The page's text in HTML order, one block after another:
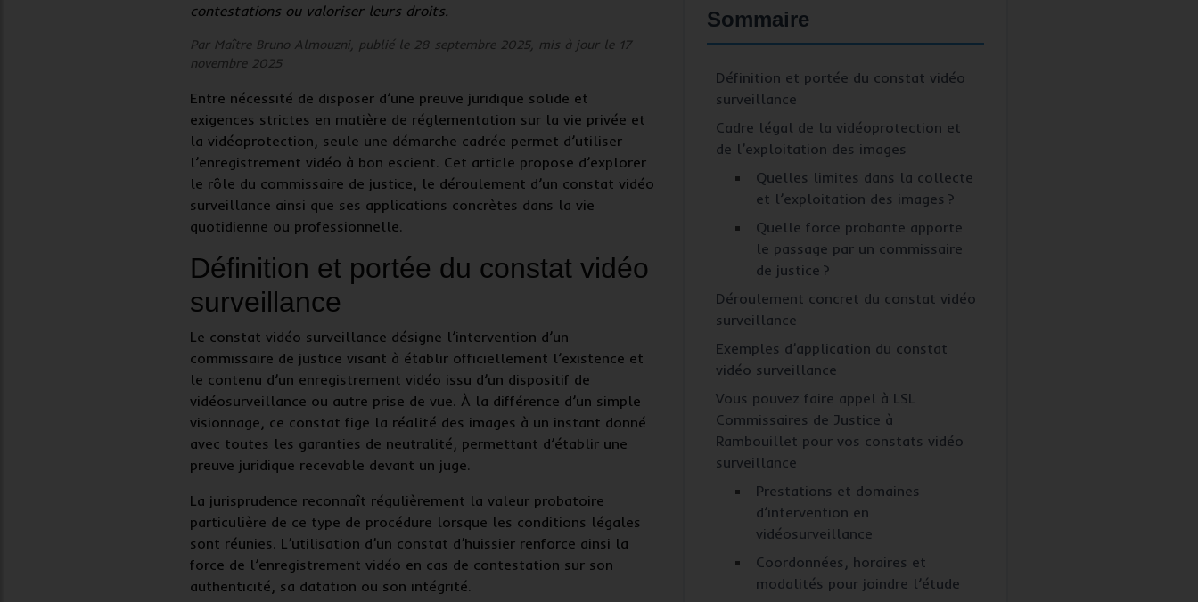
contestations ou valoriser leurs droits.
Par Maître Bruno Almouzni, publié le 28 septembre 2025, mis à jour le 17
novembre 2025
Entre nécessité de disposer d’une preuve juridique solide et
exigences strictes en matière de réglementation sur la vie privée et
la vidéoprotection, seule une démarche cadrée permet d’utiliser
l’enregistrement vidéo à bon escient. Cet article propose d’explorer
le rôle du commissaire de justice, le déroulement d’un constat vidéo
surveillance ainsi que ses applications concrètes dans la vie
quotidienne ou professionnelle.
Définition et portée du constat vidéo
surveillance
Le constat vidéo surveillance désigne l’intervention d’un
commissaire de justice visant à établir officiellement l’existence et
le contenu d’un enregistrement vidéo issu d’un dispositif de
vidéosurveillance ou autre prise de vue. À la différence d’un simple
visionnage, ce constat fige la réalité des images à un instant donné
avec toutes les garanties de neutralité, permettant d’établir une
preuve juridique recevable devant un juge.
La jurisprudence reconnaît régulièrement la valeur probatoire
particulière de ce type de procédure lorsque les conditions légales
sont réunies. L’utilisation d’un constat d’huissier renforce ainsi la
force de l’enregistrement vidéo en cas de contestation sur son
authenticité, sa datation ou son intégrité.
Sommaire
Définition et portée du constat vidéo
surveillance
Cadre légal de la vidéoprotection et
de l’exploitation des images
Quelles limites dans la collecte
et l’exploitation des images ?
Quelle force probante apporte
le passage par un commissaire
de justice ?
Déroulement concret du constat vidéo
surveillance
Exemples d’application du constat
vidéo surveillance
Vous pouvez faire appel à LSL
Commissaires de Justice à
Rambouillet pour vos constats vidéo
surveillance
Prestations et domaines
d’intervention en
vidéosurveillance
Coordonnées, horaires et
modalités pour joindre l’étude